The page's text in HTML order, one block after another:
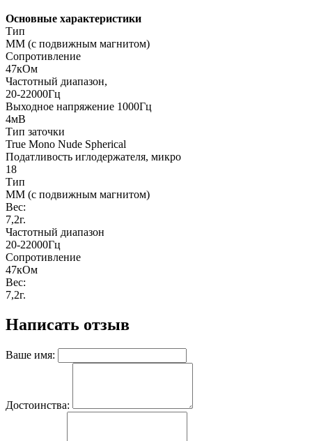
Основные характеристики
Тип
ММ (с подвижным магнитом)
Сопротивление
47кОм
Частотный диапазон,
20-22000Гц
Выходное напряжение 1000Гц
4мВ
Тип заточки
True Mono Nude Spherical
Податливость иглодержателя, микро
18
Тип
ММ (с подвижным магнитом)
Вес:
7,2г.
Частотный диапазон
20-22000Гц
Сопротивление
47кОм
Вес:
7,2г.
Написать отзыв
Ваше имя:
Достоинства: